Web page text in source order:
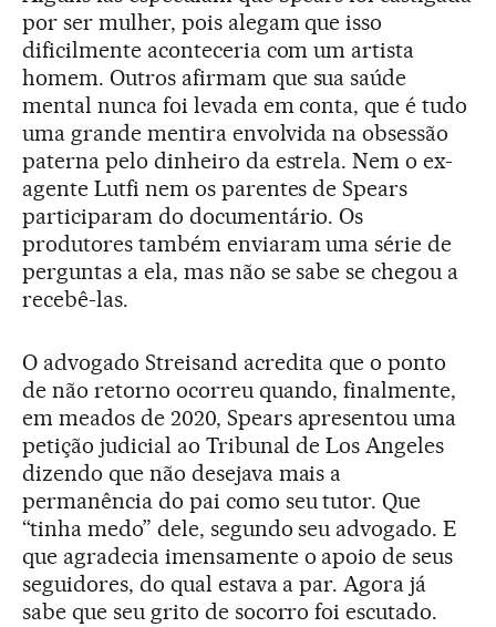
por ser mulher, pois alegam que isso
dificilmente aconteceria com um artista
homem. Outros afirmam que sua saúde
mental nunca foi levada em conta, que é tudo
uma grande mentira envolvida na obsessão
paterna pelo dinheiro da estrela. Nem o ex-
agente Lutfi nem os parentes de Spears
participaram do documentário. Os
produtores também enviaram uma série de
perguntas a ela, mas não se sabe se chegou a
recebê-las.
O advogado Streisand acredita que o ponto
de não retorno ocorreu quando, finalmente,
em meados de 2020, Spears apresentou uma
petição judicial ao Tribunal de Los Angeles
dizendo que não desejava mais a
permanência do pai como seu tutor. Que
“tinha medo” dele, segundo seu advogado. E
que agradecia imensamente o apoio de seus
seguidores, do qual estava a par. Agora já
sabe que seu grito de socorro foi escutado.